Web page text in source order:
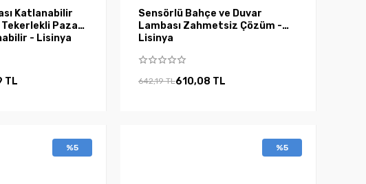
Katlanabilir
Tekerlekli Pazar
- Lisinya
TL
Sensörlü Bahçe ve Duvar
Lambası Zahmetsiz Çözüm -
Lisinya
642,19 TL610,08 TL
%5 %5